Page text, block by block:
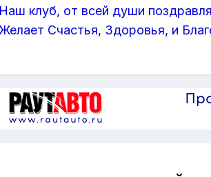
Наш клуб, от всей души
Желает Счастья, Здоровья, и